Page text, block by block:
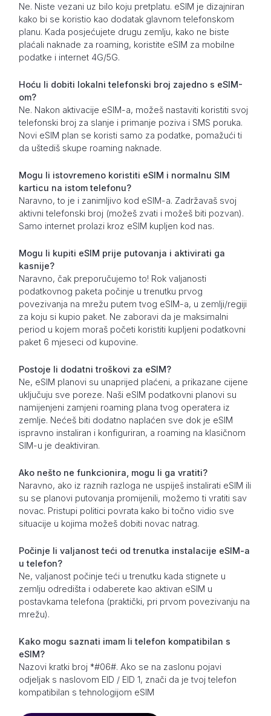
Ne. Niste vezani uz bilo koju pretplatu. eSIM je dizajniran
kako bi se koristio kao dodatak glavnom telefonskom
planu. Kada posjećujete drugu zemlju, kako ne biste
plaćali naknade za roaming, koristite eSIM za mobilne
podatke i internet 4G/5G.
Hoću li dobiti lokalni telefonski broj zajedno s eSIM-
om?
Ne. Nakon aktivacije eSIM-a, možeš nastaviti koristiti svoj
telefonski broj za slanje i primanje poziva i SMS poruka.
Novi eSIM plan se koristi samo za podatke, pomažući ti
da uštediš skupe roaming naknade.
Mogu li istovremeno koristiti eSIM i normalnu SIM
karticu na istom telefonu?
Naravno, to je i zanimljivo kod eSIM-a. Zadržavaš svoj
aktivni telefonski broj (možeš zvati i možeš biti pozvan).
Samo internet prolazi kroz eSIM kupljen kod nas.
Mogu li kupiti eSIM prije putovanja i aktivirati ga
kasnije?
Naravno, čak preporučujemo to! Rok valjanosti
podatkovnog paketa počinje u trenutku prvog
povezivanja na mrežu putem tvog eSIM-a, u zemlji/regiji
za koju si kupio paket. Ne zaboravi da je maksimalni
period u kojem moraš početi koristiti kupljeni podatkovni
paket 6 mjeseci od kupovine.
Postoje li dodatni troškovi za eSIM?
Ne, eSIM planovi su unaprijed plaćeni, a prikazane cijene
uključuju sve poreze. Naši eSIM podatkovni planovi su
namijenjeni zamjeni roaming plana tvog operatera iz
zemlje. Nećeš biti dodatno naplaćen sve dok je eSIM
ispravno instaliran i konfiguriran, a roaming na klasičnom
SIM-u je deaktiviran.
Ako nešto ne funkcionira, mogu li ga vratiti?
Naravno, ako iz raznih razloga ne uspiješ instalirati eSIM ili
su se planovi putovanja promijenili, možemo ti vratiti sav
novac. Pristupi politici povrata kako bi točno vidio sve
situacije u kojima možeš dobiti novac natrag.
Počinje li valjanost teći od trenutka instalacije eSIM-a
u telefon?
Ne, valjanost počinje teći u trenutku kada stignete u
zemlju odredišta i odaberete kao aktivan eSIM u
postavkama telefona (praktički, pri prvom povezivanju na
mrežu).
Kako mogu saznati imam li telefon kompatibilan s
eSIM?
Nazovi kratki broj *#06#. Ako se na zaslonu pojavi
odjeljak s naslovom EID / EID 1, znači da je tvoj telefon
kompatibilan s tehnologijom eSIM